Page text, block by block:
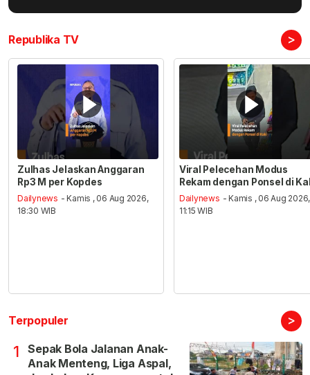
Republika TV >
Zulhas Jelaskan Anggaran
Rp3 M per Kopdes
Dailynews - Kamis , 06 Aug 2026,
18:30 WIB
Viral Pelecehan Modus
Rekam dengan Ponsel di
Dailynews - Kamis , 06 Aug 2026,
11:15 WIB
Terpopuler >
1
Sepak Bola Jalanan Anak-
Anak Menteng, Liga Aspal,